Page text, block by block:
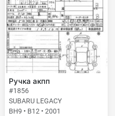
Ручка акпп
#1856
SUBARU LEGACY
BH9 • B12 • 2001